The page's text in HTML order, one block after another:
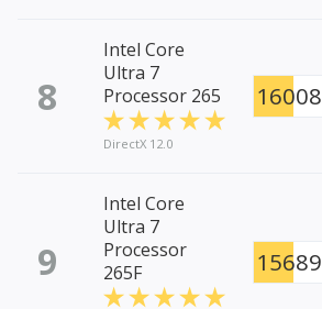
8
Intel Core
Ultra 7
Processor 265
DirectX 12.0
16008
9
Intel Core
Ultra 7
Processor
265F
15689